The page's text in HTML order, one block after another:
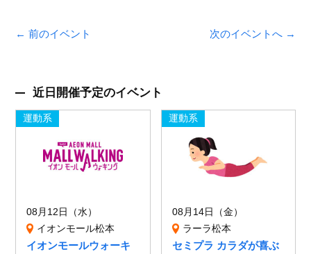
← 前のイベント 次のイベントへ →
近日開催予定のイベント
運動系
08月12日（水）
イオンモール松本
イオンモールウォーキ
運動系
08月14日（金）
ラーラ松本
セミプラ カラダが喜ぶ